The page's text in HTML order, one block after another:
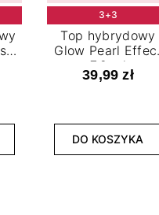
3+3
Top hybrydowy
Glow Pearl
7,2 ml
39,99 zł
DO KOSZYKA